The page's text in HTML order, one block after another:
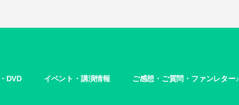
DVD イベント・講演情報 ご感想・ご質問・ファンレター♪